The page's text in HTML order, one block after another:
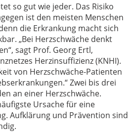
so gut wie jeder. Das Risiko
ist den meisten Menschen
die Erkrankung macht sich
„Bei Herzschwäche denkt
sagt Prof. Georg Ertl,
Herzinsuffizienz (KNHI).
von Herzschwäche-Patienten
Zwei bis drei
an einer Herzschwäche.
Ursache für eine
Aufklärung und Prävention sind